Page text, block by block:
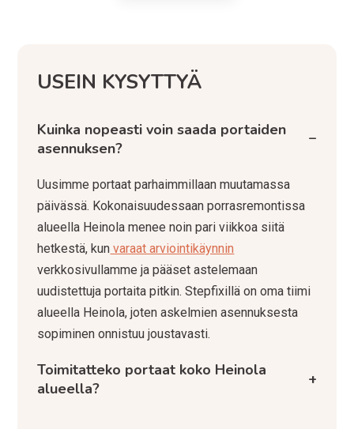
USEIN KYSYTTYÄ
Kuinka nopeasti voin saada portaiden
asennuksen?
−
Uusimme portaat parhaimmillaan muutamassa
päivässä. Kokonaisuudessaan porrasremontissa
alueella Heinola menee noin pari viikkoa siitä
hetkestä, kun varaat arviointikäynnin
verkkosivullamme ja pääset astelemaan
uudistettuja portaita pitkin. Stepfixillä on oma tiimi
alueella Heinola, joten askelmien asennuksesta
sopiminen onnistuu joustavasti.
Toimitatteko portaat koko Heinola
alueella?
+